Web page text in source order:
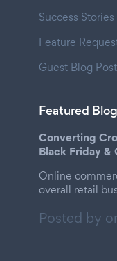
Success Stories
Feature
Guest Blog Post
Featured
Converting
Black Friday &
Online
overall retail
Posted by